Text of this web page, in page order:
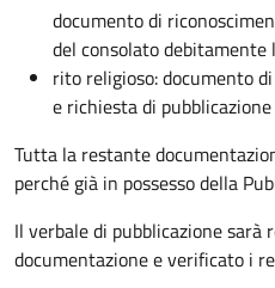
documento di
del consolato
rito religioso: documento
e richiesta di
Tutta la restante
perché già in possesso della
Il verbale di pubblicazione sarà
documentazione e verificato i